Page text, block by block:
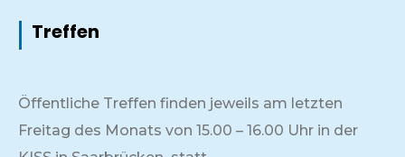
Treffen
Öffentliche Treffen finden jeweils am letzten
Freitag des Monats von 15.00 – 16.00 Uhr in der